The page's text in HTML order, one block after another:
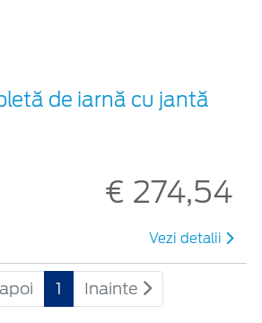
de iarnă cu jantă
€ 274,54
Vezi detalii
1 Inainte